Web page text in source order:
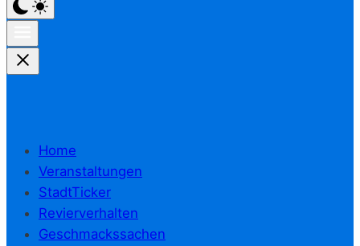
Home
Veranstaltungen
StadtTicker
Revierverhalten
Geschmackssachen